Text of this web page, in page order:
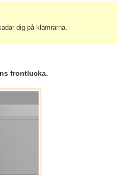
dig på klamrarna.
frontlucka.